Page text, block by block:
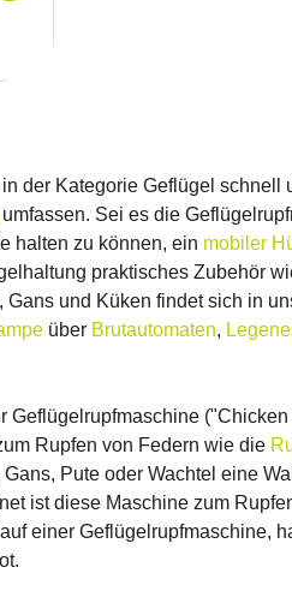
x
der Kategorie Geflügel
umfassen. Sei es die
halten zu können, ein mobiler
praktisches Zubehör
und Küken findet sich in
über Brutautomaten,
Rupfen von Federn wie die
Pute oder Wachtel eine
ist diese Maschine zum
einer Geflügelrupfmaschine,